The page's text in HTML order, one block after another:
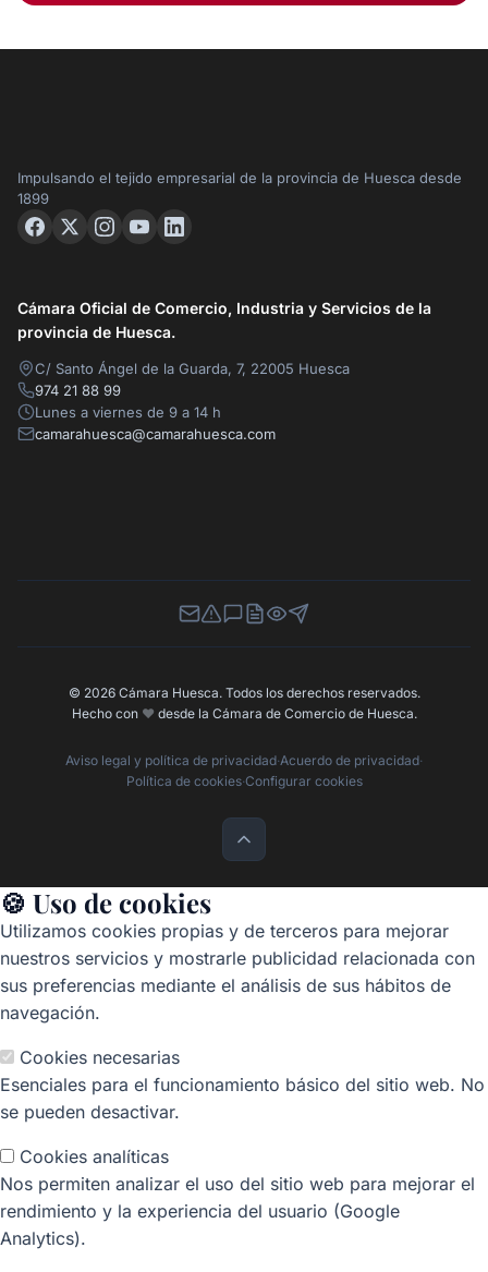
Impulsando el tejido empresarial de la provincia de Huesca desde
1899
Cámara Oficial de Comercio, Industria y Servicios de la
provincia de Huesca.
C/ Santo Ángel de la Guarda, 7, 22005 Huesca
974 21 88 99
Lunes a viernes de 9 a 14 h
camarahuesca@camarahuesca.com
Newsletter
Canal de Denuncias
Buzón de Sugerencias
Perfil Contratante
Ley de Transparencia
Contacta con nosotros
© 2026 Cámara Huesca. Todos los derechos reservados.
Hecho con ❤️ desde la Cámara de Comercio de Huesca.
Aviso legal y política de privacidad·Acuerdo de privacidad·
Política de cookies·Configurar cookies
🍪 Uso de cookies
Utilizamos cookies propias y de terceros para mejorar
nuestros servicios y mostrarle publicidad relacionada con
sus preferencias mediante el análisis de sus hábitos de
navegación.
Cookies necesarias
Esenciales para el funcionamiento básico del sitio web. No
se pueden desactivar.
Cookies analíticas
Nos permiten analizar el uso del sitio web para mejorar el
rendimiento y la experiencia del usuario (Google
Analytics).